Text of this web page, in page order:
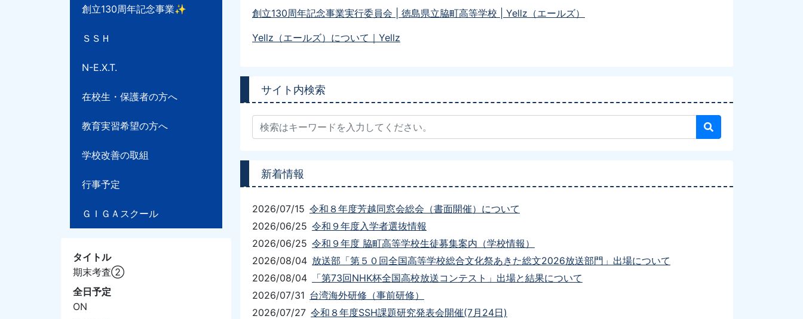
創立130周年記念事業✨
ＳＳＨ
N-E.X.T.
在校生・保護者の方へ
教育実習希望の方へ
学校改善の取組
行事予定
ＧＩＧＡスクール
タイトル
期末考査②
全日予定
ON
創立130周年記念事業実行委員会 | 徳島県立脇町高等学校 | Yellz（エールズ）
Yellz（エールズ）について｜Yellz
サイト内検索
新着情報
2026/07/15 令和８年度芳越同窓会総会（書面開催）について
2026/06/25 令和９年度入学者選抜情報
2026/06/25 令和９年度 脇町高等学校生徒募集案内（学校情報）
2026/08/04 放送部「第５０回全国高等学校総合文化祭あきた総文2026放送部門」出場について
2026/08/04
「第73回NHK杯全国高校放送コンテスト」出場と結果について
2026/07/31 台湾海外研修（事前研修）
2026/07/27 令和８年度SSH課題研究発表会開催(7月24日)